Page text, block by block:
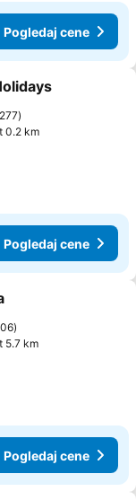
Pogledaj cene
277
0.2 km
Pogledaj cene
5.7 km
Pogledaj cene